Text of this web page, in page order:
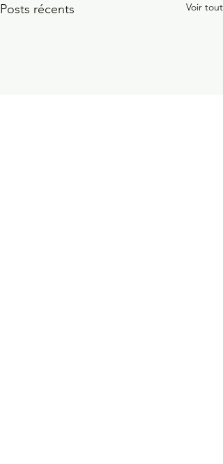
Posts récents Voir tout